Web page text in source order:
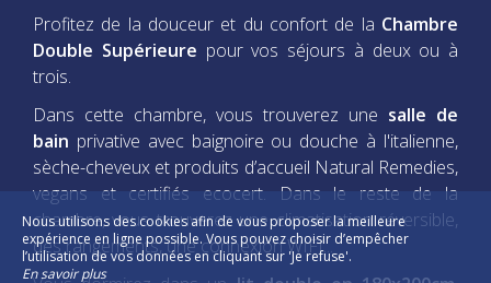
Profitez de la douceur et du confort de la Chambre
Double Supérieure pour vos séjours à deux ou à
trois.
Dans cette chambre, vous trouverez une salle de
bain privative avec baignoire ou douche à l'italienne,
sèche-cheveux et produits d’accueil Natural Remedies,
vegans et certifiés ecocert. Dans le reste de la
chambre, vous trouverez une climatisation réversible,
des rangements, une connexion WIFI...
Nous utilisons des cookies afin de vous proposer la meilleure
expérience en ligne possible. Vous pouvez choisir d’empêcher
l’utilisation de vos données en cliquant sur 'Je refuse'.
En savoir plus